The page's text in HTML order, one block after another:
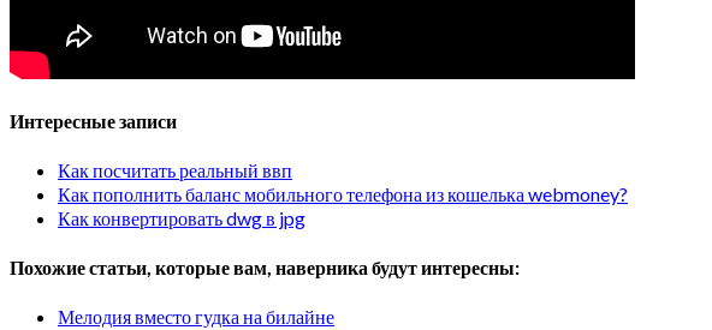
Интересные записи
Как посчитать реальный ввп
Как пополнить баланс мобильного телефона из кошелька webmoney?
Как конвертировать dwg в jpg
Похожие статьи, которые вам, наверника будут интересны:
Мелодия вместо гудка на билайне